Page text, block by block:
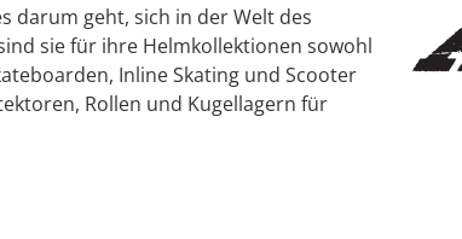
darum geht, sich in der Welt des
sie für ihre Helmkollektionen sowohl
Inline Skating und Scooter
Rollen und Kugellagern für
dennoch optimalen Schutz und
herausgebracht, die